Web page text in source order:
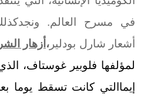
في مسرح العالم.
أشعار شارل بودلير ، أزهار الشر
لمؤلفها فلوبير غوستاف،
إيماالتي كانت تسقط يوما